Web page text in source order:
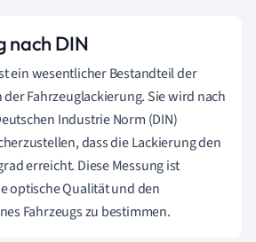
nach DIN
ein wesentlicher Bestandteil der
Fahrzeuglackierung. Sie wird nach
Industrie Norm (DIN)
dass die Lackierung den
erreicht. Diese Messung ist
optische Qualität und den
Fahrzeugs zu bestimmen.